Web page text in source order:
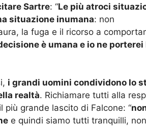
Sartre: “Le più atroci
situazione inumana: non
la fuga e il ricorso a
è umana e io ne porterei
i grandi uomini condividono lo
realtà. Richiamare tutti alla
grande lascito di Falcone: “
e quindi siamo tutti tranquilli,